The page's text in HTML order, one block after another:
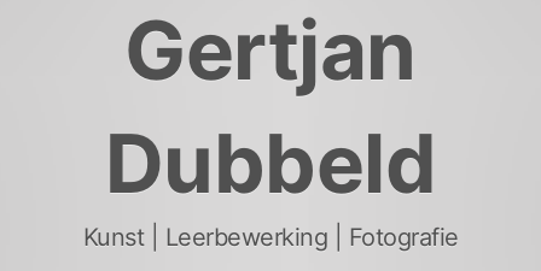
Gertjan
Dubbeld
Kunst | Leerbewerking | Fotografie